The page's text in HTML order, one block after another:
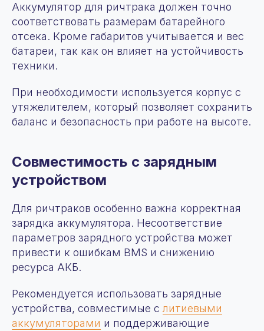
Аккумулятор для ричтрака должен точно
соответствовать размерам батарейного
отсека. Кроме габаритов учитывается и вес
батареи, так как он влияет на устойчивость
техники.
При необходимости используется корпус с
утяжелителем, который позволяет сохранить
баланс и безопасность при работе на высоте.
Совместимость с зарядным
устройством
Для ричтраков особенно важна корректная
зарядка аккумулятора. Несоответствие
параметров зарядного устройства может
привести к ошибкам BMS и снижению
ресурса АКБ.
Рекомендуется использовать зарядные
устройства, совместимые с литиевыми
аккумуляторами и поддерживающие